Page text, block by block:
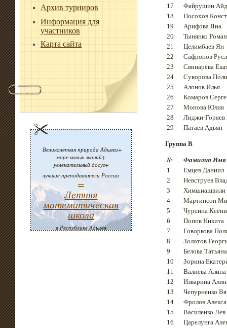
Архив турниров
Информация для
участников
Карта сайта
Великолепная природа Адыгеи+
море новых знаний+
увлекательный досуг+
лучшие преподаватели России
=
Летняя
математическая
школа
в Республике Адыгея
17
Файрушин
18
Посохов
19
Арифова Яна
20
Тынянко Роман
21
Целимбаев Ян
22
Сафронов
23
Свинарёва
24
Суворова
25
Алонов Илья
26
Комаров
27
Монова Юлия
28
Лиджи-Горяев
29
Патаев Адьян
Группа B
№
Фамилия Имя
1
Емцев Даниил
2
Невструев
3
Химшиашвили
4
Мартинсон
5
Чурсина
6
Попов Никита
7
Говоркова
8
Золотов
9
Белова Татьяна
10
Зорина
11
Валиева Алина
12
Изварина
13
Чепурненко
14
Фролов
15
Василенко Лев
16
Царелунга